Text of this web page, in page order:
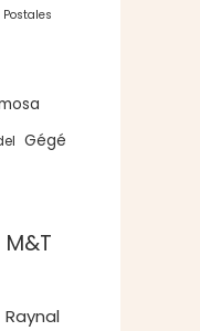
Gégé
M&T
Raynal